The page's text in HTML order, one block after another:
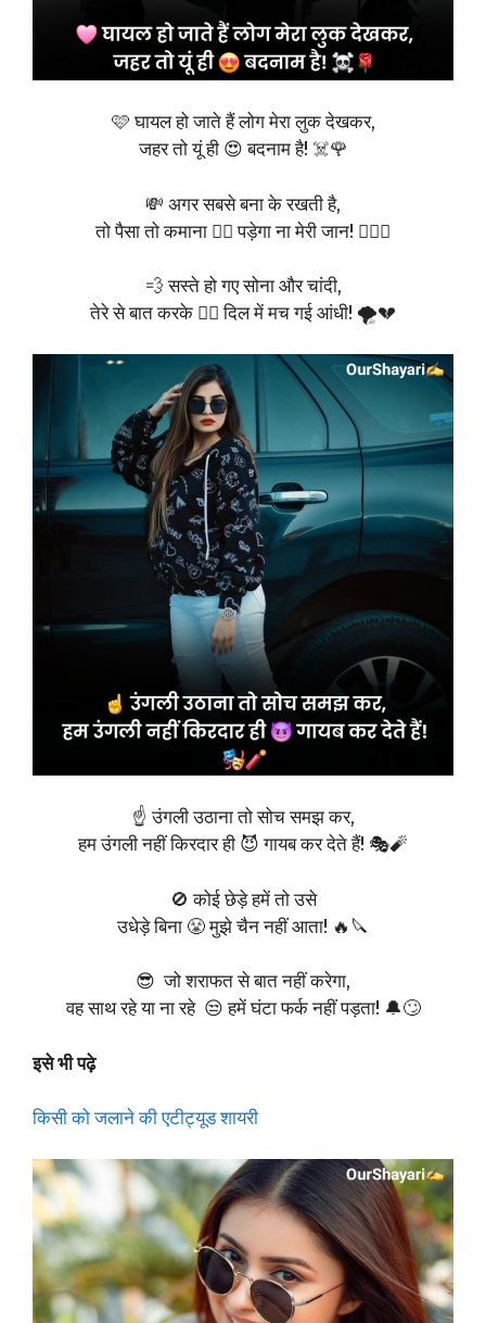
🩷 घायल हो जाते हैं लोग मेरा लुक देखकर,
जहर तो यूं ही 😍 बदनाम है! ☠️🌹
💸 अगर सबसे बना के रखती है,
तो पैसा तो कमाना 🤷‍♂️ पड़ेगा ना मेरी जान! 💁‍♀️✨
💨 सस्ते हो गए सोना और चांदी,
तेरे से बात करके ❤️‍🔥 दिल में मच गई आंधी! 🌪️💔
☝️ उंगली उठाना तो सोच समझ कर,
हम उंगली नहीं किरदार ही 😈 गायब कर देते हैं! 🎭🧨
🚫 कोई छेड़े हमें तो उसे
उधेड़े बिना 😤 मुझे चैन नहीं आता! 🔥🔪
😎 जो शराफत से बात नहीं करेगा,
वह साथ रहे या ना रहे 😒 हमें घंटा फर्क नहीं पड़ता! 🔔🙄
इसे भी पढ़े
किसी को जलाने की एटीट्यूड शायरी